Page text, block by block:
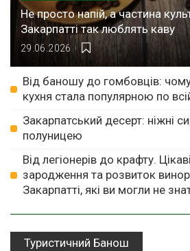
Не просто напій, а частина
Закарпатті так люблять каву
29.06.2026
Від баношу до гомбовців:
кухня стала популярною по
Закарпатський десерт: ніжні
полуницею
Від легіонерів до крафту.
зародження та розвиток
Закарпатті, які ви могли не
Туристичний Банош